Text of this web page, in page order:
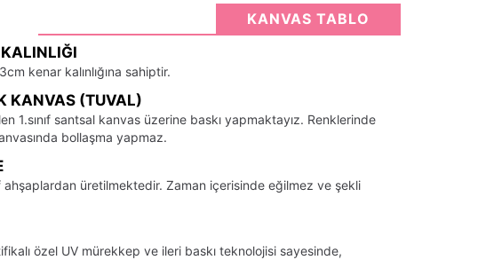
KANVAS TABLO
kenar kalınlığına sahiptir.
KANVAS (TUVAL)
1.sınıf santsal kanvas üzerine baskı yapmaktayız. Renklerinde
bollaşma yapmaz.
ahşaplardan üretilmektedir. Zaman içerisinde eğilmez ve şekli
özel UV mürekkep ve ileri baskı teknolojisi sayesinde,